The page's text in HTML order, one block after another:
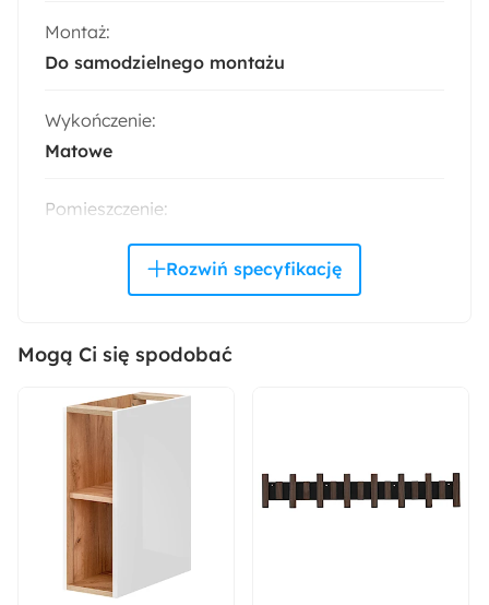
Montaż:
Do samodzielnego montażu
Wykończenie:
Matowe
Pomieszczenie:
Materiał nóżek:
Nowość
Odpowiedzialny wybór:
Wyprodukowano w Polsce
Zabezpieczenie obrzeży:
Obrzeża ABS
Mogą Ci się spodobać